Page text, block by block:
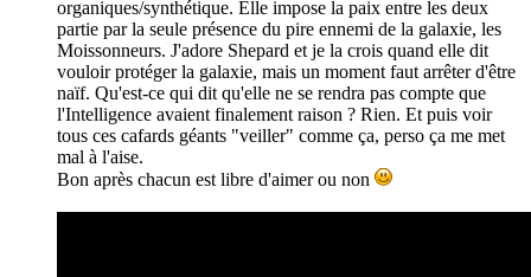
organiques/synthétique. Elle impose la paix entre les deux
partie par la seule présence du pire ennemi de la galaxie, les
Moissonneurs. J'adore Shepard et je la crois quand elle dit
vouloir protéger la galaxie, mais un moment faut arrêter d'être
naïf. Qu'est-ce qui dit qu'elle ne se rendra pas compte que
l'Intelligence avaient finalement raison ? Rien. Et puis voir
tous ces cafards géants "veiller" comme ça, perso ça me met
mal à l'aise.
Bon après chacun est libre d'aimer ou non